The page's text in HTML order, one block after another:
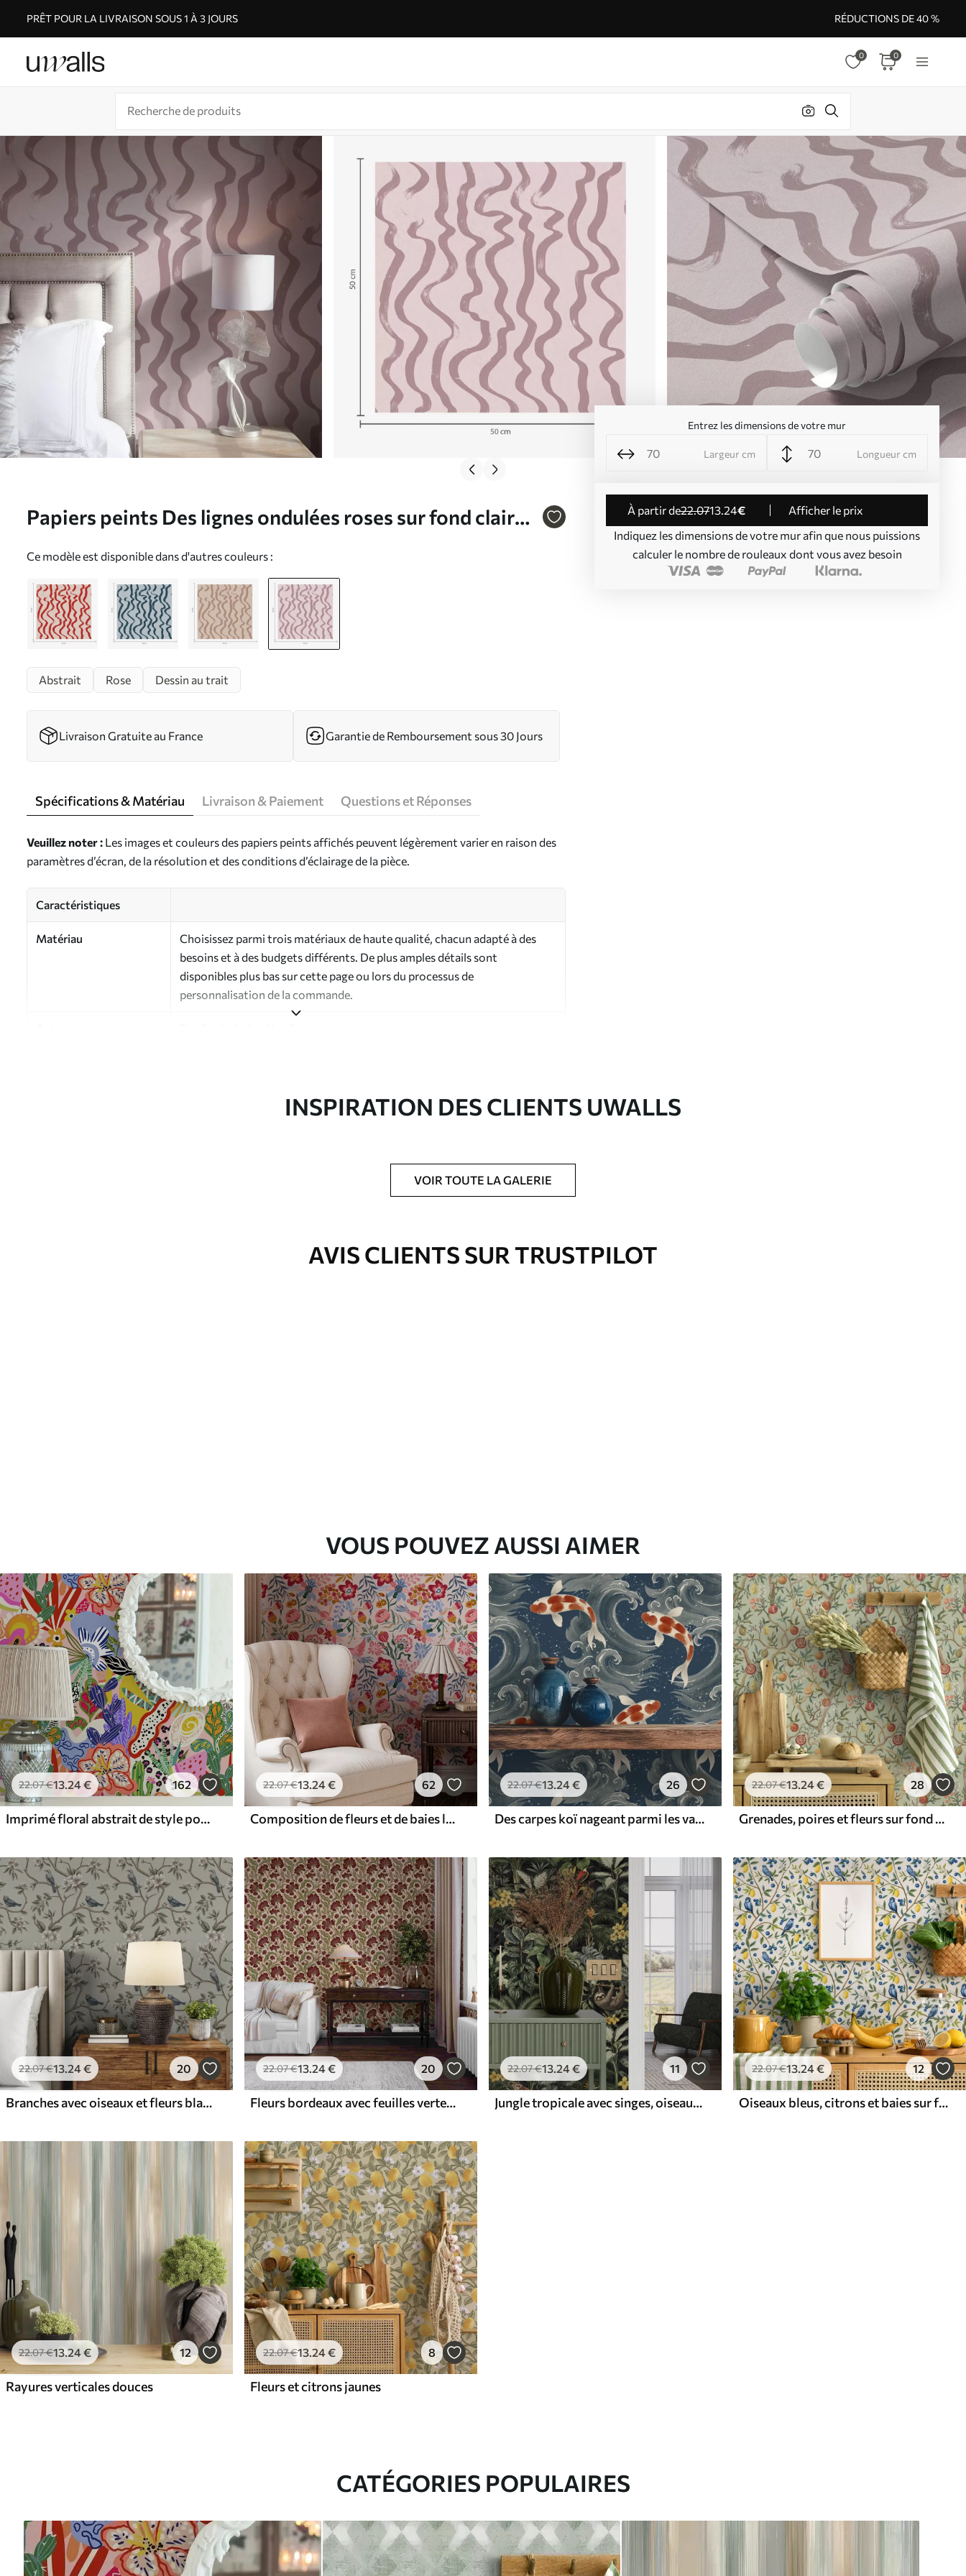
PRÊT POUR LA LIVRAISON SOUS 1 À 3 JOURS RÉDUCTIONS DE 40 %
0 0
Papiers peints Des lignes ondulées roses sur fond clair
Ce modèle est disponible dans d'autres couleurs :
Entrez les dimensions de votre mur
Largeur cm Longueur cm
à partir de22.0713.24€
Afficher le prix
Indiquez les dimensions de votre mur afin que nous puissions
calculer le nombre de rouleaux dont vous avez besoin
Abstrait Rose Dessin au trait
Livraison Gratuite au France Garantie de Remboursement sous 30 Jours
Spécifications & Matériau Livraison & Paiement Questions et Réponses
Veuillez noter : Les images et couleurs des papiers peints affichés peuvent légèrement varier en raison des
paramètres d’écran, de la résolution et des conditions d’éclairage de la pièce.
Caractéristiques
Matériau
Choisissez parmi trois matériaux de haute qualité, chacun adapté à des
besoins et à des budgets différents. De plus amples détails sont
disponibles plus bas sur cette page ou lors du processus de
personnalisation de la commande.
Vernis protecteur et/ou colle pour papier peint disponibles.
INSPIRATION DES CLIENTS UWALLS
VOIR TOUTE LA GALERIE
AVIS CLIENTS SUR TRUSTPILOT
VOUS POUVEZ AUSSI AIMER
22.07€13.24€ 162
Imprimé floral abstrait de style pop art
22.07€13.24€ 62
Composition de fleurs et de baies lumineuses avec des perroquets
22.07€13.24€ 26
Des carpes koï nageant parmi les vagues spectaculaires de l'océan
22.07€13.24€ 28
Grenades, poires et fleurs sur fond vert pâle
22.07€13.24€ 20
Branches avec oiseaux et fleurs blanches sur un fond délicat
22.07€13.24€ 20
Fleurs bordeaux avec feuilles vertes sur fond clair
22.07€13.24€ 11
Jungle tropicale avec singes, oiseaux et feuillage dense
22.07€13.24€ 12
Oiseaux bleus, citrons et baies sur fond blanc
22.07€13.24€ 12
Rayures verticales douces
22.07€13.24€ 8
Fleurs et citrons jaunes
CATÉGORIES POPULAIRES